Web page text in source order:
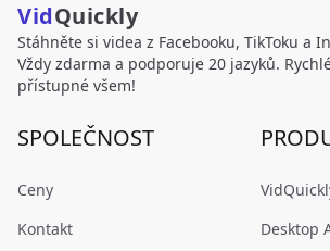
VidQuickly
Stáhněte si videa z Facebooku, TikToku a
Vždy zdarma a podporuje 20 jazyků.
přístupné všem!
SPOLEČNOST
Ceny
Kontakt
Desktop